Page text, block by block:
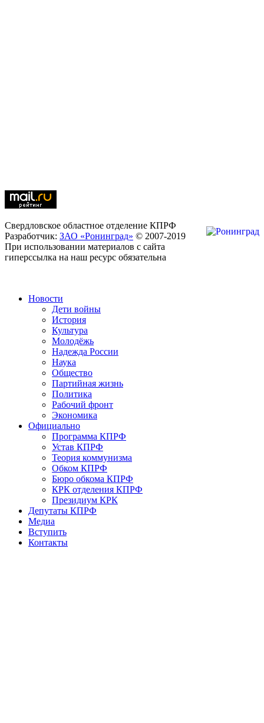
Свердловское областное отделение КПРФ
Разработчик: ЗАО «Ронинград» © 2007-2019
При использовании материалов с сайта
гиперссылка на наш ресурс обязательна
Новости
Дети войны
История
Культура
Молодёжь
Надежда России
Наука
Общество
Партийная жизнь
Политика
Рабочий фронт
Экономика
Официально
Программа КПРФ
Устав КПРФ
Теория коммунизма
Обком КПРФ
Бюро обкома КПРФ
КРК отделения КПРФ
Президиум КРК
Депутаты КПРФ
Медиа
Вступить
Контакты